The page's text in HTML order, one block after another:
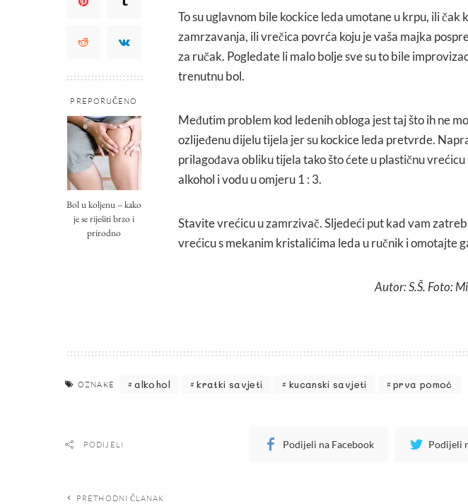
PREPORUČENO
Bol u koljenu – kako
je se riješiti brzo i
prirodno
To su uglavnom bile kockice leda umotane u krpu, ili čak
zamrzavanja, ili vrečica povrća koju je vaša majka
za ručak. Pogledate li malo bolje sve su to bile
trenutnu bol.
Međutim problem kod ledenih obloga jest taj što ih ne
ozlijeđenu dijelu tijela jer su kockice leda pretvrde.
prilagođava obliku tijela tako što ćete u plastičnu
alkohol i vodu u omjeru 1 : 3.
Stavite vrećicu u zamrzivač. Sljedeći put kad vam
vrećicu s mekanim kristalićima leda u ručnik i omotajte
Autor: S.Š. Foto:
OZNAKE alkohol kratki savjeti kucanski savjeti prva pomoć
PODIJELI Podijeli na Facebook Podijeli
PRETHODNI ČLANAK